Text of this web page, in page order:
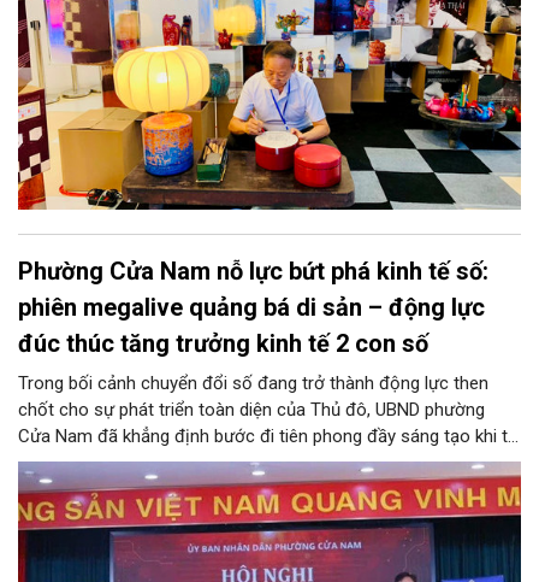
Phường Cửa Nam nỗ lực bứt phá kinh tế số:
phiên megalive quảng bá di sản – động lực
đúc thúc tăng trưởng kinh tế 2 con số
Trong bối cảnh chuyển đổi số đang trở thành động lực then
chốt cho sự phát triển toàn diện của Thủ đô, UBND phường
Cửa Nam đã khẳng định bước đi tiên phong đầy sáng tạo khi tổ
chức phiên livestream đặc biệt với chủ đề: “MEGALIVE -
Phường Cửa Nam – Khám phá di sản, kết nối văn hóa”. Sự kiện
diễn ra ngày 31/7 do phường Cửa Nam tổ chức đã thu hút sự
quan tâm đông đảo của hàng ngàn cán bộ, đảng viên, người
dân trên kênh TikTok chính thức của UBND phường Cửa Nam và